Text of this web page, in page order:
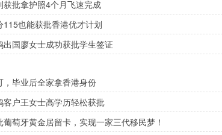
批拿护照4个月飞速完成
也能获批香港优才计划
国廖女士成功获批学生签证
毕业后全家拿香港身份
户王女士高学历轻松获批
萄牙黄金居留卡，实现一家三代移民梦！